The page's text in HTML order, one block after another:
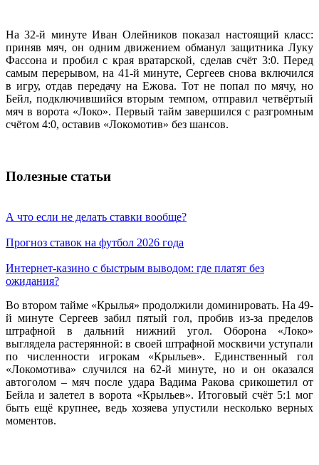
На 32-й минуте Иван Олейников показал настоящий класс:
приняв мяч, он одним движением обманул защитника Луку
Фассона и пробил с края вратарской, сделав счёт 3:0. Перед
самым перерывом, на 41-й минуте, Сергеев снова включился
в игру, отдав передачу на Ежова. Тот не попал по мячу, но
Бейл, подключившийся вторым темпом, отправил четвёртый
мяч в ворота «Локо». Первый тайм завершился с разгромным
счётом 4:0, оставив «Локомотив» без шансов.
Полезные статьи
А что если не делать ставки вообще?
Прогноз ставок на футбол 2026 года
Интернет-казино с быстрым выводом: где платят без
ожидания?
Во втором тайме «Крылья» продолжили доминировать. На 49-
й минуте Сергеев забил пятый гол, пробив из-за пределов
штрафной в дальний нижний угол. Оборона «Локо»
выглядела растерянной: в своей штрафной москвичи уступали
по численности игрокам «Крыльев». Единственный гол
«Локомотива» случился на 62-й минуте, но и он оказался
автоголом – мяч после удара Вадима Ракова срикошетил от
Бейла и залетел в ворота «Крыльев». Итоговый счёт 5:1 мог
быть ещё крупнее, ведь хозяева упустили несколько верных
моментов.